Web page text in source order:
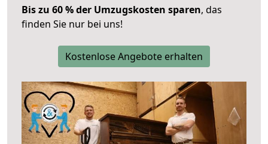
Bis zu 60 % der Umzugskosten sparen, das
finden Sie nur bei uns!
Kostenlose Angebote erhalten